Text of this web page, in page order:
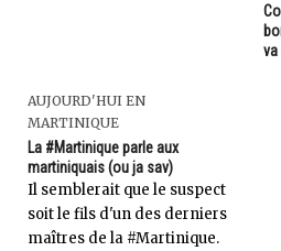
va
AUJOURD'HUI EN
MARTINIQUE
La #Martinique parle aux
martiniquais (ou ja sav)
Il semblerait que le suspect
soit le fils d'un des derniers
maîtres de la #Martinique.